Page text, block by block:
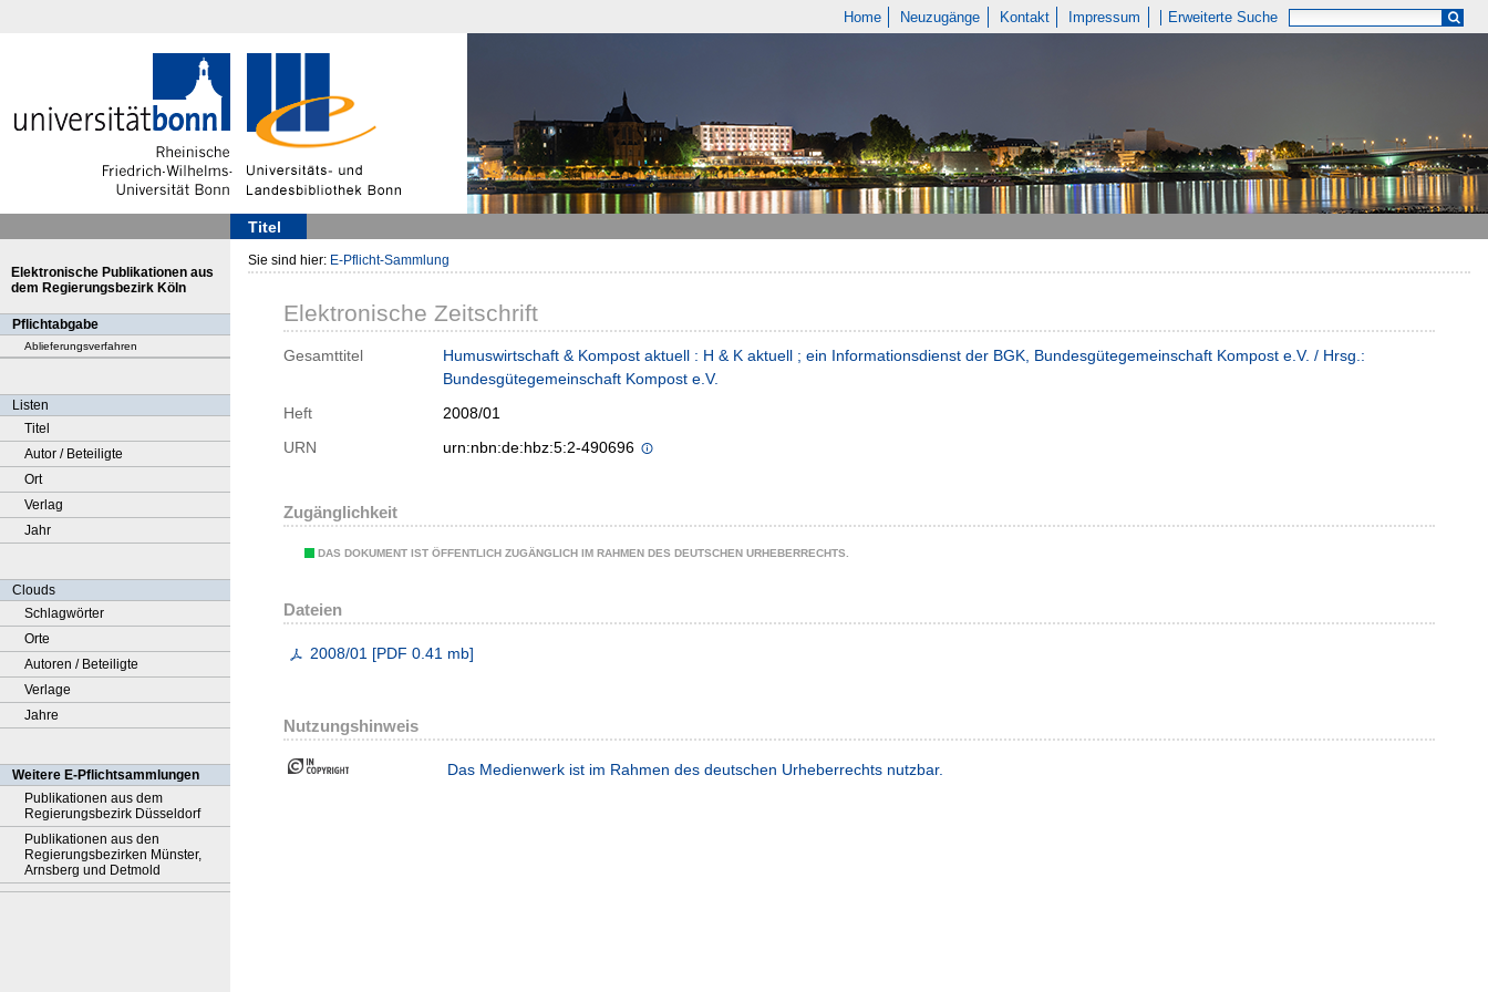
Home Neuzugänge Kontakt Impressum Erweiterte Suche
Titel
Elektronische Publikationen aus
dem Regierungsbezirk Köln
Pflichtabgabe
Ablieferungsverfahren
Listen
Titel
Autor / Beteiligte
Ort
Verlag
Jahr
Clouds
Schlagwörter
Orte
Autoren / Beteiligte
Verlage
Jahre
Weitere E-Pflichtsammlungen
Publikationen aus dem
Regierungsbezirk Düsseldorf
Publikationen aus den
Regierungsbezirken Münster,
Arnsberg und Detmold
Sie sind hier: E-Pflicht-Sammlung
Elektronische Zeitschrift
Gesamttitel
Humuswirtschaft & Kompost aktuell : H & K aktuell ; ein Informationsdienst der BGK, Bundesgütegemeinschaft Kompost e.V. / Hrsg.:
Bundesgütegemeinschaft Kompost e.V.
Heft
2008/01
URN
urn:nbn:de:hbz:5:2-490696
Zugänglichkeit
DAS DOKUMENT IST ÖFFENTLICH ZUGÄNGLICH IM RAHMEN DES DEUTSCHEN URHEBERRECHTS.
Dateien
2008/01 [PDF 0.41 mb]
Nutzungshinweis
Das Medienwerk ist im Rahmen des deutschen Urheberrechts nutzbar.